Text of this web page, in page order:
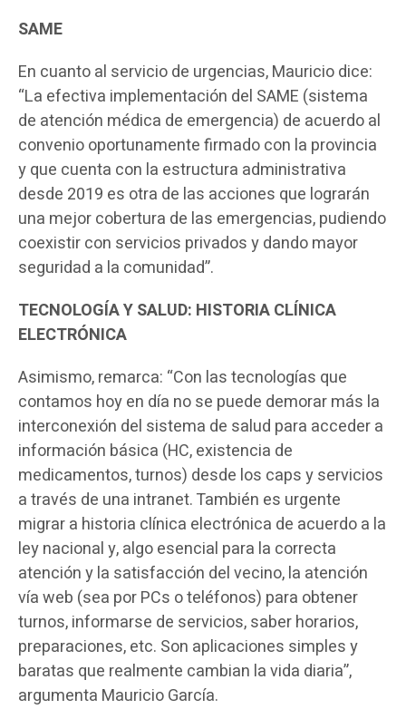
SAME
En cuanto al servicio de urgencias, Mauricio dice:
“La efectiva implementación del SAME (sistema
de atención médica de emergencia) de acuerdo al
convenio oportunamente firmado con la provincia
y que cuenta con la estructura administrativa
desde 2019 es otra de las acciones que lograrán
una mejor cobertura de las emergencias, pudiendo
coexistir con servicios privados y dando mayor
seguridad a la comunidad”.
TECNOLOGÍA Y SALUD: HISTORIA CLÍNICA
ELECTRÓNICA
Asimismo, remarca: “Con las tecnologías que
contamos hoy en día no se puede demorar más la
interconexión del sistema de salud para acceder a
información básica (HC, existencia de
medicamentos, turnos) desde los caps y servicios
a través de una intranet. También es urgente
migrar a historia clínica electrónica de acuerdo a la
ley nacional y, algo esencial para la correcta
atención y la satisfacción del vecino, la atención
vía web (sea por PCs o teléfonos) para obtener
turnos, informarse de servicios, saber horarios,
preparaciones, etc. Son aplicaciones simples y
baratas que realmente cambian la vida diaria”,
argumenta Mauricio García.